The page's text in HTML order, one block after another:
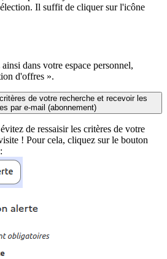
Il suffit de cliquer sur l'icône
dans votre espace personnel,
d'offres ».
de votre recherche et recevoir les
par e-mail (abonnement)
de ressaisir les critères de votre
! Pour cela, cliquez sur le bouton